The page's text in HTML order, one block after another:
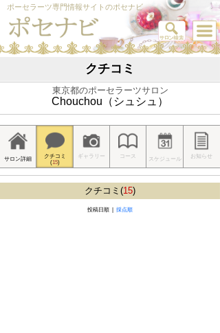
ポーセラーツ専門情報サイトのポセナビ
クチコミ
東京都のポーセラーツサロン
Chouchou（シュシュ）
サロン詳細
クチコミ
(15)
ギャラリー コース スケジュール お知らせ
クチコミ(15)
投稿日順 | 採点順